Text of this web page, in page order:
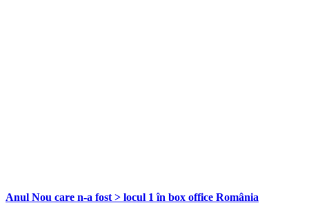
Anul Nou care n-a fost > locul 1 în box office România